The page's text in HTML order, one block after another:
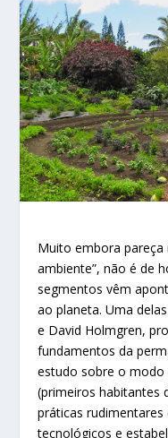
Muito embora pareça
ambiente”, não é de
segmentos vêm
ao planeta. Uma
e David Holmgren,
fundamentos da
estudo sobre o modo
(primeiros habitantes
práticas
tecnológicos e